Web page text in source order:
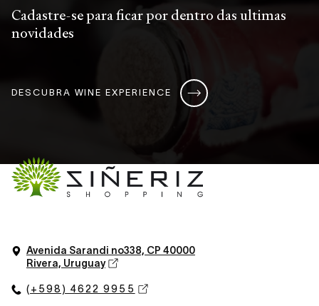
Cadastre-se para ficar por dentro das ultimas
novidades
DESCUBRA WINE EXPERIENCE
Avenida Sarandi no338, CP 40000
Rivera, Uruguay
(+598) 4622 9955